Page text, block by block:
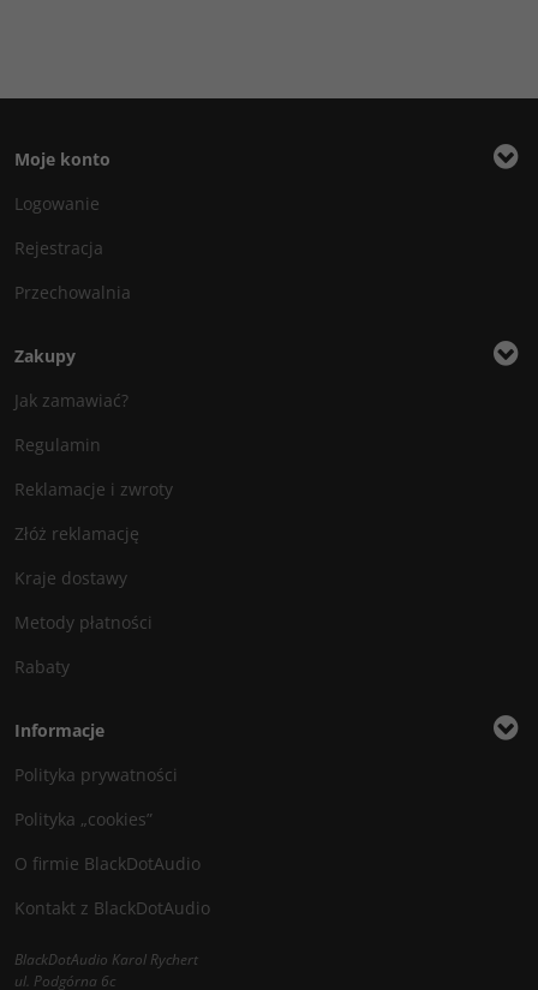
Moje konto
Logowanie
Rejestracja
Przechowalnia
Zakupy
Jak zamawiać?
Regulamin
Reklamacje i zwroty
Złóż reklamację
Kraje dostawy
Metody płatności
Rabaty
Informacje
Polityka prywatności
Polityka „cookies”
O firmie BlackDotAudio
Kontakt z BlackDotAudio
BlackDotAudio Karol Rychert
ul. Podgórna 6c